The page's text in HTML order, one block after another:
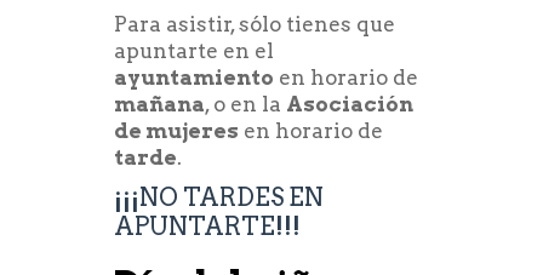
Para asistir, sólo tienes que
apuntarte en el
ayuntamiento en horario de
mañana, o en la Asociación
de mujeres en horario de
tarde.
¡¡¡NO TARDES EN
APUNTARTE!!!